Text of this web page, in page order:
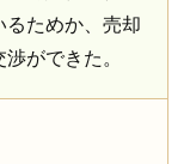
ためか、売却
ができた。